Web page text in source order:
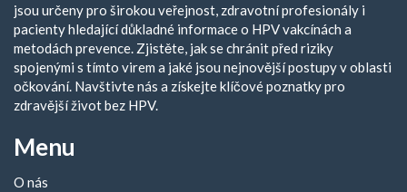
jsou určeny pro širokou veřejnost, zdravotní profesionály i
pacienty hledající důkladné informace o HPV vakcínách a
metodách prevence. Zjistěte, jak se chránit před riziky
spojenými s tímto virem a jaké jsou nejnovější postupy v oblasti
očkování. Navštivte nás a získejte klíčové poznatky pro
zdravější život bez HPV.
Menu
O nás